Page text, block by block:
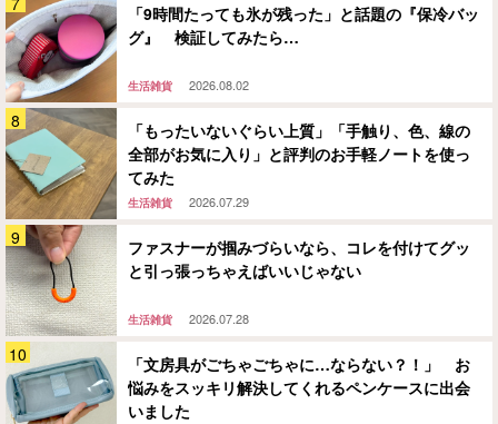
「9時間たっても氷が残った」と話題の『保冷バッ
グ』 検証してみたら…
生活雑貨 2026.08.02
「もったいないぐらい上質」「手触り、色、線の
全部がお気に入り」と評判のお手軽ノートを使っ
てみた
生活雑貨 2026.07.29
ファスナーが掴みづらいなら、コレを付けてグッ
と引っ張っちゃえばいいじゃない
生活雑貨 2026.07.28
「文房具がごちゃごちゃに…ならない？！」 お
悩みをスッキリ解決してくれるペンケースに出会
いました